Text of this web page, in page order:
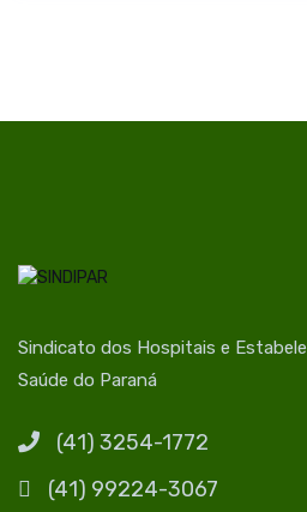
Sindicato dos Hospitais e
Saúde do Paraná
(41) 3254-1772
(41) 99224-3067